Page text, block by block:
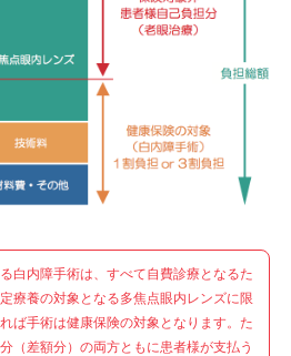
白内障手術は、すべて自費診療となるた
療養の対象となる多焦点眼内レンズに限
ば手術は健康保険の対象となります。た
（差額分）の両方ともに患者様が支払う